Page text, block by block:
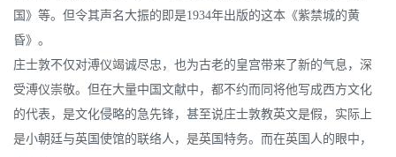
国》等。但令其声名大振的即是1934年出版的这本《紫禁城的黄
昏》。
庄士敦不仅对溥仪竭诚尽忠，也为古老的皇宫带来了新的气息，深
受溥仪崇敬。但在大量中国文献中，都不约而同将他写成西方文化
的代表，是文化侵略的急先锋，甚至说庄士敦教英文是假，实际上
是小朝廷与英国使馆的联络人，是英国特务。而在英国人的眼中，